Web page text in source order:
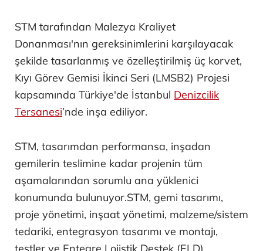
STM tarafından Malezya Kraliyet
Donanması'nın gereksinimlerini karşılayacak
şekilde tasarlanmış ve özelleştirilmiş üç korvet,
Kıyı Görev Gemisi İkinci Seri (LMSB2) Projesi
kapsamında Türkiye'de İstanbul Denizcilik
Tersanesi’nde inşa ediliyor.
STM, tasarımdan performansa, inşadan
gemilerin teslimine kadar projenin tüm
aşamalarından sorumlu ana yüklenici
konumunda bulunuyor.STM, gemi tasarımı,
proje yönetimi, inşaat yönetimi, malzeme/sistem
tedariki, entegrasyon tasarımı ve montajı,